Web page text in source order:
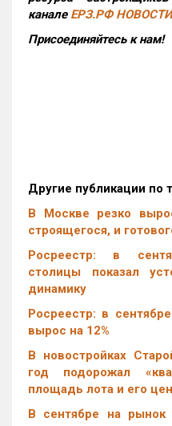
канале ЕРЗ.РФ НОВОСТИ
Присоединяйтесь к нам!
Другие публикации по
В Москве резко
строящегося, и
Росреестр: в
столицы показал
динамику
Росреестр: в
вырос на 12%
В новостройках
год подорожал
площадь лота и его
В сентябре на рынок